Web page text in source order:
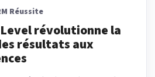
Réussite
révolutionne la
résultats aux